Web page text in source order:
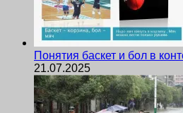
Понятия баскет и бол в
21.07.2025